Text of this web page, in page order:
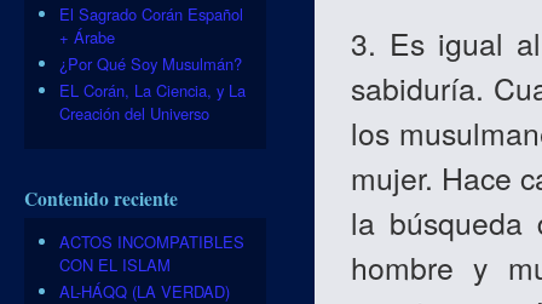
3. Es igual
sabiduría.
los
mujer. Hace
la búsqueda
hombre y
El Sagrado Corán Español
+ Árabe
¿Por Qué Soy Musulmán?
EL Corán, La Ciencia, y La
Creación del Universo
Contenido reciente
ACTOS INCOMPATIBLES
CON EL ISLAM
AL-HÁQQ (LA VERDAD)